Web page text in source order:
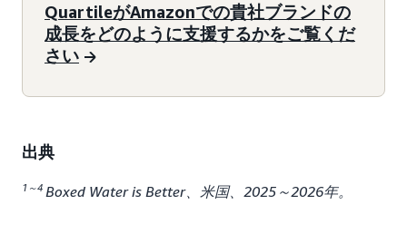
QuartileがAmazonでの貴社ブランドの
成長をどのように支援するかをご覧くだ
さい
出典
1～4 Boxed Water is Better、米国、2025～2026年。